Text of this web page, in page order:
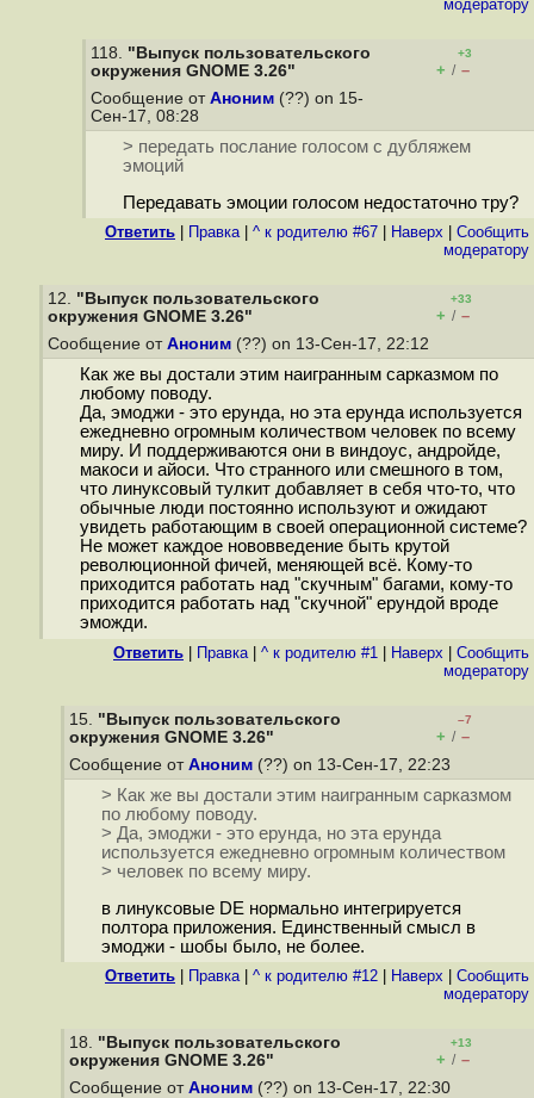
модератору
118. "Выпуск пользовательского
окружения GNOME 3.26"
+3
+ / –
Сообщение от Аноним (??) on 15-
Сен-17, 08:28
> передать послание голосом с дубляжем
эмоций
Передавать эмоции голосом недостаточно тру?
Ответить Правка| ^ к родителю #67 Наверх
Cообщить
модератору
12. "Выпуск пользовательского
окружения GNOME 3.26"
+33
+ / –
Сообщение от Аноним (??) on 13-Сен-17, 22:12
Как же вы достали этим наигранным сарказмом по
любому поводу.
Да, эмоджи - это ерунда, но эта ерунда используется
ежедневно огромным количеством человек по всему
миру. И поддерживаются они в виндоус, андройде,
макоси и айоси. Что странного или смешного в том,
что линуксовый тулкит добавляет в себя что-то, что
обычные люди постоянно используют и ожидают
увидеть работающим в своей операционной системе?
Не может каждое нововведение быть крутой
революционной фичей, меняющей всё. Кому-то
приходится работать над "скучным" багами, кому-то
приходится работать над "скучной" ерундой вроде
эможди.
Ответить Правка| ^ к родителю #1 Наверх
Cообщить
модератору
15. "Выпуск пользовательского
окружения GNOME 3.26"
–7
+ / –
Сообщение от Аноним (??) on 13-Сен-17, 22:23
> Как же вы достали этим наигранным сарказмом
по любому поводу.
> Да, эмоджи - это ерунда, но эта ерунда
используется ежедневно огромным количеством
> человек по всему миру.
в линуксовые DE нормально интегрируется
полтора приложения. Единственный смысл в
эмоджи - шобы было, не более.
Ответить Правка| ^ к родителю #12 Наверх
Cообщить
модератору
18. "Выпуск пользовательского
окружения GNOME 3.26"
+13
+ / –
Сообщение от Аноним (??) on 13-Сен-17, 22:30